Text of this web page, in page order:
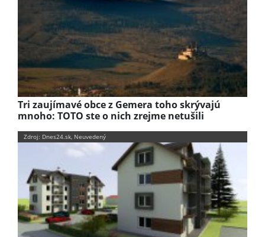
Tri zaujímavé obce z Gemera toho skrývajú
mnoho: TOTO ste o nich zrejme netušili
Zdroj: Dnes24.sk, Neuvedený